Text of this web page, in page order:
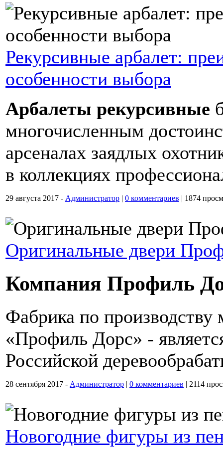
Рекурсивные арбалет:
особенности выбора
Арбалеты рекурсивные
многочисленным
арсеналах заядлых
в коллекциях
29 августа 2017 - Администратор | 0 комментариев | 1874
Оригинальные двери
Компания Профиль
Фабрика по
«Профиль Дорс» -
Российской
28 сентября 2017 - Администратор | 0 комментариев | 2114
Новогодние фигуры из